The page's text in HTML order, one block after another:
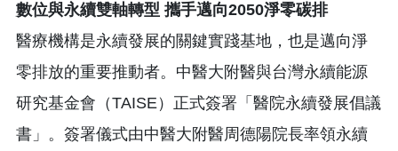
數位與永續雙軸轉型 攜手邁向2050淨零碳排
醫療機構是永續發展的關鍵實踐基地，也是邁向淨
零排放的重要推動者。中醫大附醫與台灣永續能源
研究基金會（TAISE）正式簽署「醫院永續發展倡議
書」。簽署儀式由中醫大附醫周德陽院長率領永續